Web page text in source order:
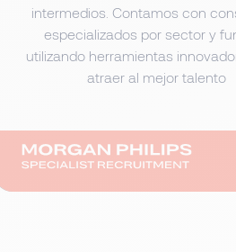
intermedios. Contamos con
especializados por sector y
utilizando herramientas
atraer al mejor talento